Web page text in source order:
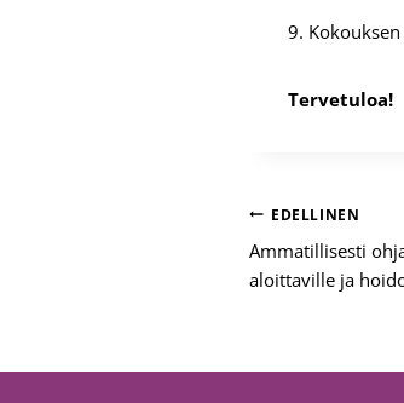
9.
Tervetuloa!
selaus
EDELLINEN
Ammatillisesti
aloittaville ja